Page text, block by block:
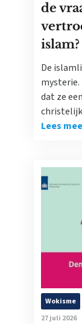
de
islam?
De
dat ze
Lees
Wokisme
27 juli 2026